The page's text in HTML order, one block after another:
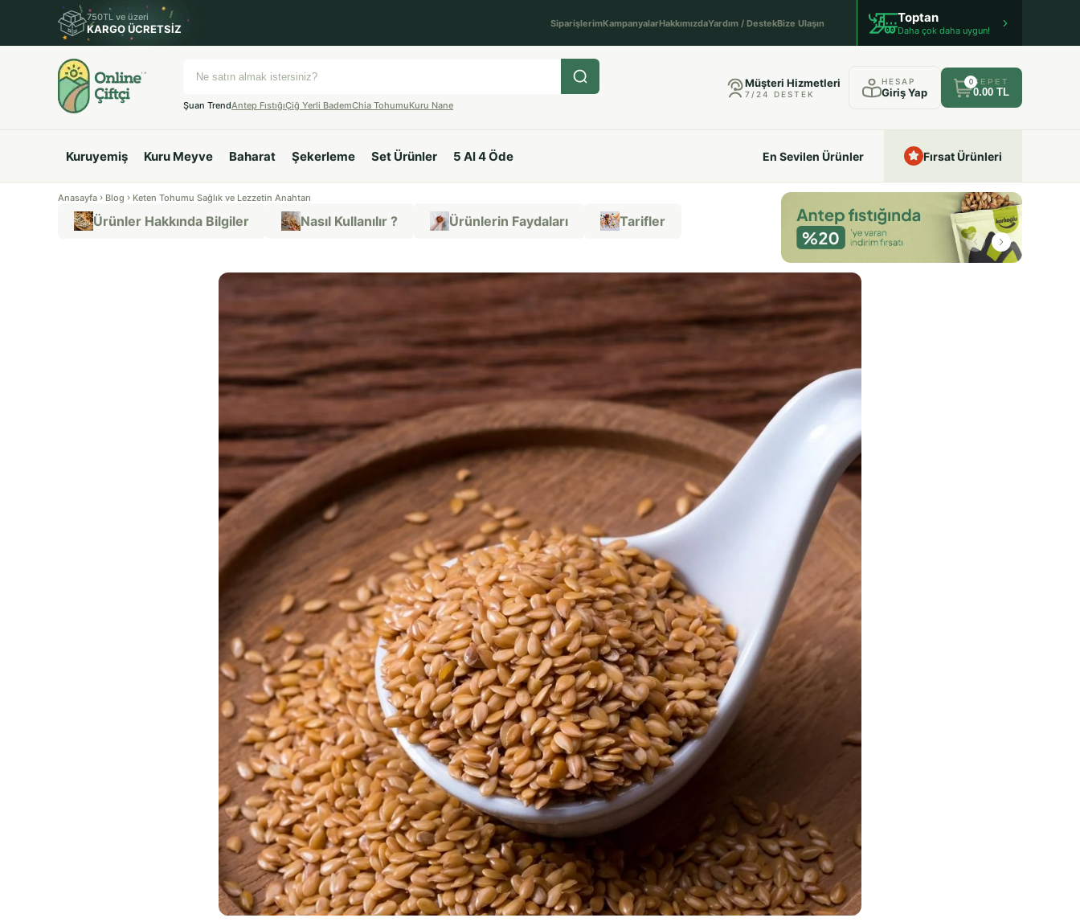
750TL ve üzeri
KARGO ÜCRETSİZ SiparişlerimKampanyalarHakkımızdaYardım / DestekBize Ulaşın Toptan
Daha çok daha uygun!
Şuan TrendAntep FıstığıÇiğ Yerli BademChia TohumuKuru Nane
Müşteri Hizmetleri
7/24 DESTEK
HESAP
Giriş Yap
0 SEPET
0.00 TL
Kuruyemiş Kuru Meyve Baharat Şekerleme Set Ürünler 5 Al 4 Öde En Sevilen Ürünler Fırsat Ürünleri
Anasayfa Blog Keten Tohumu Sağlık ve Lezzetin Anahtarı
Ürünler Hakkında Bilgiler Nasıl Kullanılır ? Ürünlerin Faydaları Tarifler